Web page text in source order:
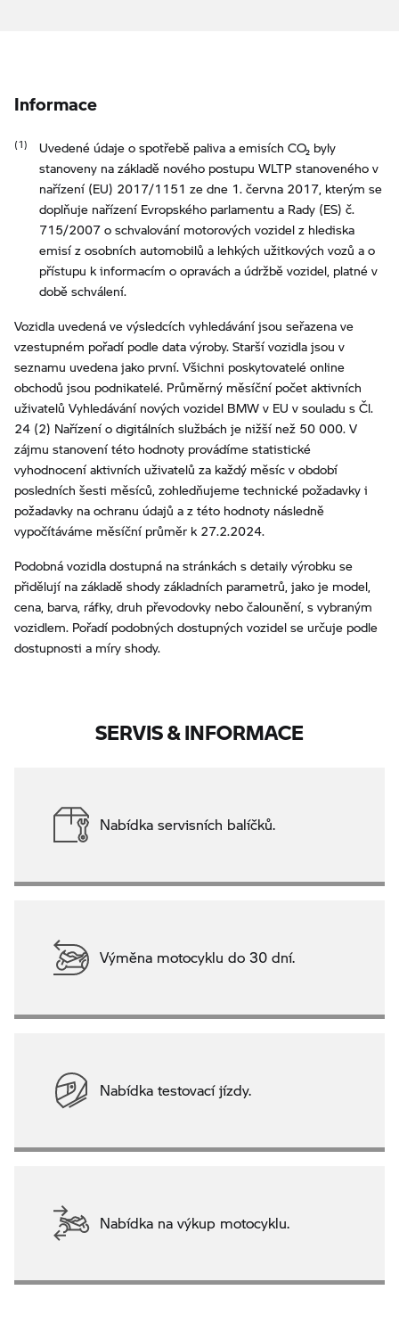
Informace
Uvedené údaje o spotřebě paliva a emisích CO₂ byly
stanoveny na základě nového postupu WLTP stanoveného v
nařízení (EU) 2017/1151 ze dne 1. června 2017, kterým se
doplňuje nařízení Evropského parlamentu a Rady (ES) č.
715/2007 o schvalování motorových vozidel z hlediska
emisí z osobních automobilů a lehkých užitkových vozů a o
přístupu k informacím o opravách a údržbě vozidel, platné v
době schválení.
Vozidla uvedená ve výsledcích vyhledávání jsou seřazena ve
vzestupném pořadí podle data výroby. Starší vozidla jsou v
seznamu uvedena jako první. Všichni poskytovatelé online
obchodů jsou podnikatelé. Průměrný měsíční počet aktivních
uživatelů Vyhledávání nových vozidel BMW v EU v souladu s Čl.
24 (2) Nařízení o digitálních službách je nižší než 50 000. V
zájmu stanovení této hodnoty provádíme statistické
vyhodnocení aktivních uživatelů za každý měsíc v období
posledních šesti měsíců, zohledňujeme technické požadavky i
požadavky na ochranu údajů a z této hodnoty následně
vypočítáváme měsíční průměr k 27.2.2024.
Podobná vozidla dostupná na stránkách s detaily výrobku se
přidělují na základě shody základních parametrů, jako je model,
cena, barva, ráfky, druh převodovky nebo čalounění, s vybraným
vozidlem. Pořadí podobných dostupných vozidel se určuje podle
dostupnosti a míry shody.
SERVIS & INFORMACE
Nabídka servisních balíčků.
Výměna motocyklu do 30 dní.
Nabídka testovací jízdy.
Nabídka na výkup motocyklu.